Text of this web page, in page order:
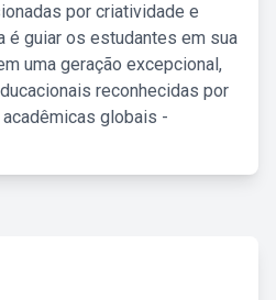
por criatividade e
é guiar os estudantes em sua
uma geração excepcional,
reconhecidas por
globais -